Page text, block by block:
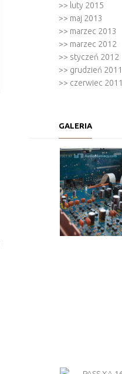
>> luty 2015
>> maj 2013
>> marzec 2013
>> marzec 2012
>> styczeń 2012
>> grudzień 2011
>> czerwiec 2011
GALERIA